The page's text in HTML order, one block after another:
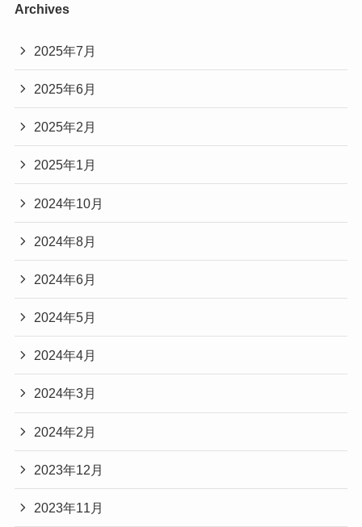
Archives
2025年7月
2025年6月
2025年2月
2025年1月
2024年10月
2024年8月
2024年6月
2024年5月
2024年4月
2024年3月
2024年2月
2023年12月
2023年11月